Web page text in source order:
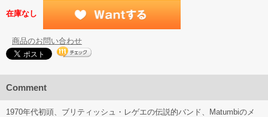
在庫なし
商品のお問い合わせ
Comment
1970年代初頭、ブリティッシュ・レゲエの伝説的バンド、Matumbiのメ